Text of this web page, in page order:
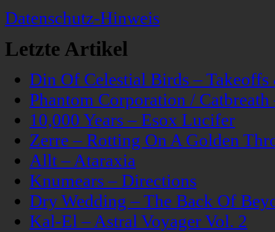
Datenschutz-Hinweis
Letzte Artikel
Din Of Celestial Birds –
Phantom Corporation /
10,000 Years – Esox Lucifer
Zerre – Rotting On A Golden
Allt – Ataraxia
Knumears – Directions
Dry Wedding – The Back Of
Kal-El – Astral Voyager Vol. 2